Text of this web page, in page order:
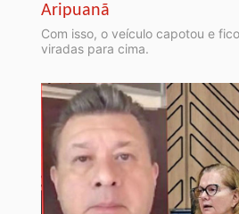
Aripuanã
Com isso, o veículo capotou e
viradas para cima.